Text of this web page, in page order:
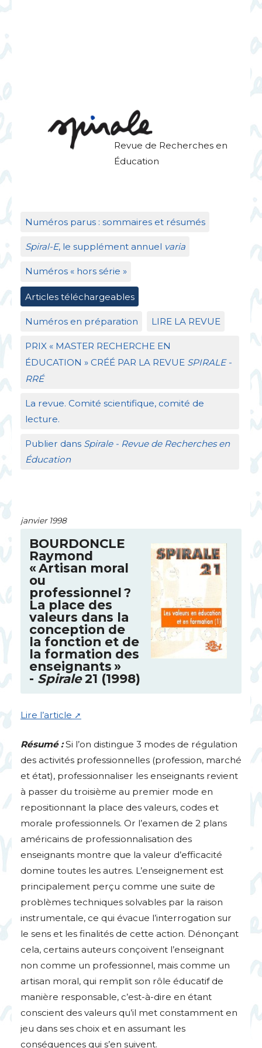
Revue de Recherches en
Éducation
Numéros parus : sommaires et résumés
Spiral-E, le supplément annuel varia
Numéros « hors série »
Articles téléchargeables
Numéros en préparation LIRE LA REVUE
PRIX« MASTER RECHERCHE EN
ÉDUCATION » CRÉÉ PAR LA REVUE SPIRALE-
RRÉ
La revue. Comité scientifique, comité de
lecture.
Publier dans Spirale - Revue de Recherches en
Éducation
janvier 1998
BOURDONCLE
Raymond
«Artisan moral
ou
professionnel?
La place des
valeurs dans la
conception de
la fonction et de
la formation des
enseignants»
- Spirale21 (1998)
Lire l’article
Résumé : Si l’on distingue 3 modes de régulation
des activités professionnelles (profession, marché
et état), professionnaliser les enseignants revient
à passer du troisième au premier mode en
repositionnant la place des valeurs, codes et
morale professionnels. Or l’examen de 2 plans
américains de professionnalisation des
enseignants montre que la valeur d’efficacité
domine toutes les autres. L’enseignement est
principalement perçu comme une suite de
problèmes techniques solvables par la raison
instrumentale, ce qui évacue l’interrogation sur
le sens et les finalités de cette action. Dénonçant
cela, certains auteurs conçoivent l’enseignant
non comme un professionnel, mais comme un
artisan moral, qui remplit son rôle éducatif de
manière responsable, c’est-à-dire en étant
conscient des valeurs qu’il met constamment en
jeu dans ses choix et en assumant les
conséquences qui s’en suivent.